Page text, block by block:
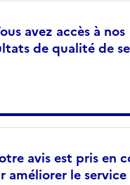
avez accès à nos
de qualité de
avis est pris en
améliorer le